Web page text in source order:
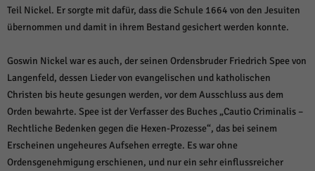
Teil Nickel. Er sorgte mit dafür, dass die Schule 1664 von den Jesuiten
übernommen und damit in ihrem Bestand gesichert werden konnte.
Goswin Nickel war es auch, der seinen Ordensbruder Friedrich Spee von
Langenfeld, dessen Lieder von evangelischen und katholischen
Christen bis heute gesungen werden, vor dem Ausschluss aus dem
Orden bewahrte. Spee ist der Verfasser des Buches „Cautio Criminalis –
Rechtliche Bedenken gegen die Hexen-Prozesse“, das bei seinem
Erscheinen ungeheures Aufsehen erregte. Es war ohne
Ordensgenehmigung erschienen, und nur ein sehr einflussreicher